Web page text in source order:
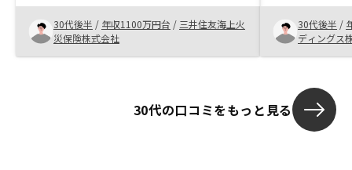
30代後半 / 年収1100万円台 / 三井住友海上火
災保険株式会社
30代後半 /
ディングス
30代の口コミをもっと見る